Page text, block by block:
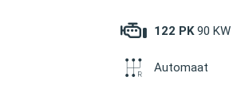
122 PK90 KW
Automaat